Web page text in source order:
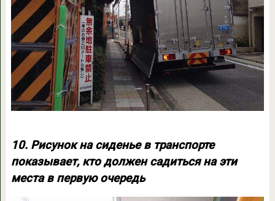
10. Рисунок на сиденье в транспорте
показывает, кто должен садиться на эти
места в первую очередь